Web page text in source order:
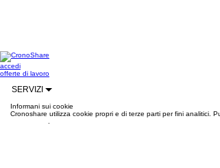
accedi
offerte di lavoro
SERVIZI
Informani sui cookie
Cronoshare utilizza cookie propri e di terze parti per fini analitici.